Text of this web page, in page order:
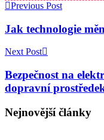
Previous Post
Jak technologie
Next Post
Bezpečnost na
dopravní
Nejnovější články